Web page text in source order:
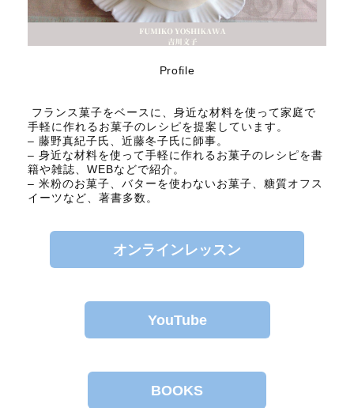
Profile
フランス菓子をベースに、身近な材料を使って家庭で
手軽に作れるお菓子のレシピを提案しています。
– 藤野真紀子氏、近藤冬子氏に師事。
– 身近な材料を使って手軽に作れるお菓子のレシピを書
籍や雑誌、WEBなどで紹介。
– 米粉のお菓子、バターを使わないお菓子、糖質オフス
イーツなど、著書多数。
オンラインレッスン
YouTube
BOOKS